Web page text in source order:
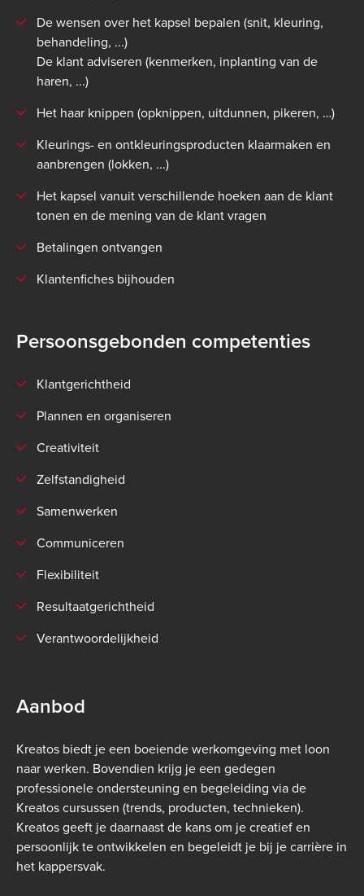
De wensen over het kapsel bepalen (snit, kleuring,
behandeling, ...)
De klant adviseren (kenmerken, inplanting van de
haren, ...)
Het haar knippen (opknippen, uitdunnen, pikeren, …)
Kleurings- en ontkleuringsproducten klaarmaken en
aanbrengen (lokken, ...)
Het kapsel vanuit verschillende hoeken aan de klant
tonen en de mening van de klant vragen
Betalingen ontvangen
Klantenfiches bijhouden
Persoonsgebonden competenties
Klantgerichtheid
Plannen en organiseren
Creativiteit
Zelfstandigheid
Samenwerken
Communiceren
Flexibiliteit
Resultaatgerichtheid
Verantwoordelijkheid
Aanbod
Kreatos biedt je een boeiende werkomgeving met loon
naar werken. Bovendien krijg je een gedegen
professionele ondersteuning en begeleiding via de
Kreatos cursussen (trends, producten, technieken).
Kreatos geeft je daarnaast de kans om je creatief en
persoonlijk te ontwikkelen en begeleidt je bij je carrière in
het kappersvak.